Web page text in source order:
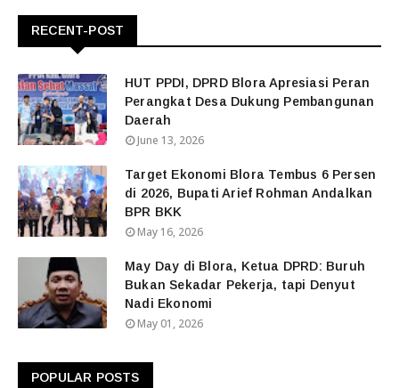
RECENT-POST
HUT PPDI, DPRD Blora Apresiasi Peran
Perangkat Desa Dukung Pembangunan
Daerah
June 13, 2026
Target Ekonomi Blora Tembus 6 Persen
di 2026, Bupati Arief Rohman Andalkan
BPR BKK
May 16, 2026
May Day di Blora, Ketua DPRD: Buruh
Bukan Sekadar Pekerja, tapi Denyut
Nadi Ekonomi
May 01, 2026
POPULAR POSTS